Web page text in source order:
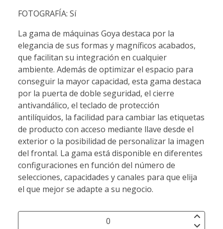
FOTOGRAFÍA: Sí
La gama de máquinas Goya destaca por la
elegancia de sus formas y magníficos acabados,
que facilitan su integración en cualquier
ambiente. Además de optimizar el espacio para
conseguir la mayor capacidad, esta gama destaca
por la puerta de doble seguridad, el cierre
antivandálico, el teclado de protección
antilíquidos, la facilidad para cambiar las etiquetas
de producto con acceso mediante llave desde el
exterior o la posibilidad de personalizar la imagen
del frontal. La gama está disponible en diferentes
configuraciones en función del número de
selecciones, capacidades y canales para que elija
el que mejor se adapte a su negocio.